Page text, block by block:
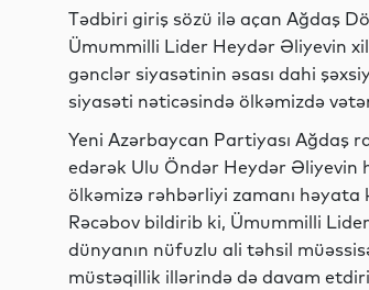
Tədbiri giriş sözü ilə açan Ağdaş
Ümummilli Lider Heydər Əliyevin
gənclər siyasətinin əsası dahi
siyasəti nəticəsində ölkəmizdə
Yeni Azərbaycan Partiyası Ağdaş
edərək Ulu Öndər Heydər Əliyevin
ölkəmizə rəhbərliyi zamanı
Rəcəbov bildirib ki, Ümummilli
dünyanın nüfuzlu ali təhsil
müstəqillik illərində də davam